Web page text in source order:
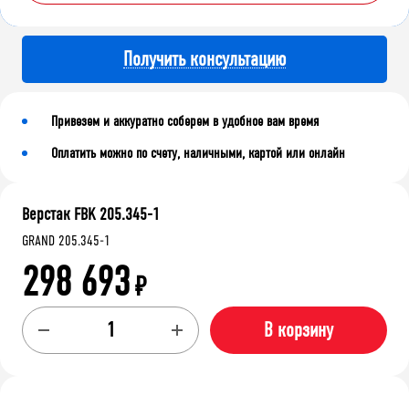
Получить консультацию
Привезем и аккуратно соберем в удобное вам время
Оплатить можно по счету, наличными, картой или онлайн
Верстак FBK 205.345-1
GRAND 205.345-1
298 693₽
В корзину